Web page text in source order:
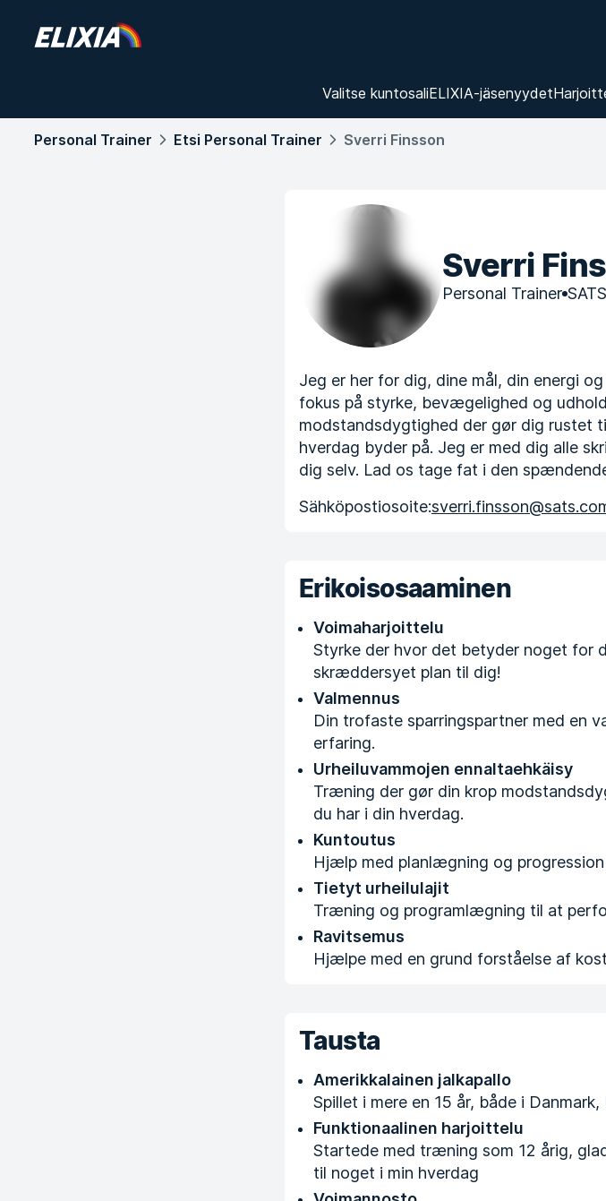
Valitse kuntosaliELIXIA-jäsenyydet
Personal Trainer Etsi Personal Trainer Sverri Finsson
Sverri
Personal Trainer
Jeg er her for dig, dine mål, din energi
fokus på styrke, bevægelighed og
modstandsdygtighed der gør dig rustet
hverdag byder på. Jeg er med dig alle
dig selv. Lad os tage fat i den
Sähköpostiosoite:
Erikoisosaaminen
Voimaharjoittelu
Styrke der hvor det betyder noget for
skræddersyet plan til dig!
Valmennus
Din trofaste sparringspartner med en
erfaring.
Urheiluvammojen ennaltaehkäisy
Træning der gør din krop
du har i din hverdag.
Kuntoutus
Hjælp med planlægning og
Tietyt urheilulajit
Træning og programlægning til at
Ravitsemus
Hjælpe med en grund forståelse af
Tausta
Amerikkalainen jalkapallo
Spillet i mere en 15 år, både i
Funktionaalinen harjoittelu
Startede med træning som 12 årig,
til noget i min hverdag